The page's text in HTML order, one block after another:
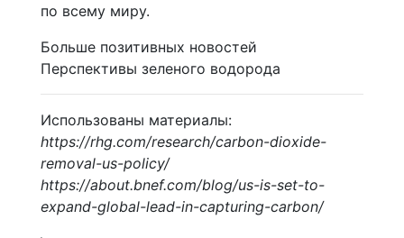
по всему миру.
Больше позитивных новостей
Перспективы зеленого водорода
Использованы материалы:
https://rhg.com/research/carbon-dioxide-
removal-us-policy/
https://about.bnef.com/blog/us-is-set-to-
expand-global-lead-in-capturing-carbon/